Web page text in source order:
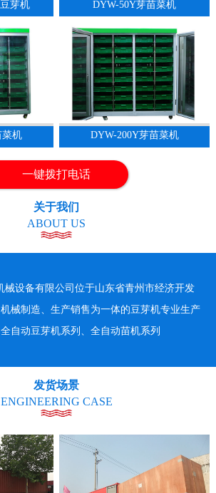
芽机 DYW-50Y芽苗菜机
菜机 DYW-200Y芽苗菜机
一键拨打电话
关于我们
ABOUT US
备有限公司位于山东省青州市经济开发
械制造、生产销售为一体的豆芽机专业生产
自动豆芽机系列、全自动苗机系列
发货场景
ENGINEERING CASE